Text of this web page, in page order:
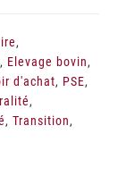
,
, Elevage bovin,
d'achat, PSE,
,
, Transition,